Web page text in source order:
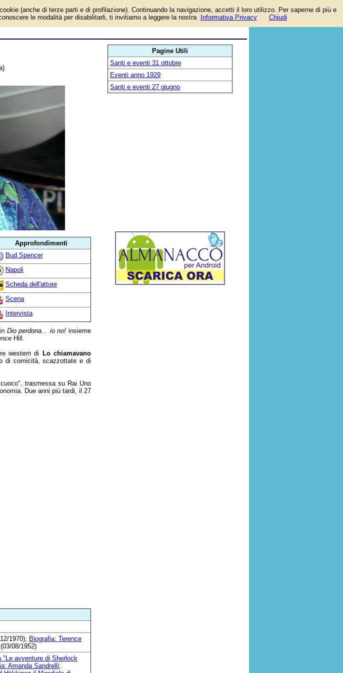
fatto Bud Spencer, attore,
Voce dell'Almanacco.
Approfondimenti
Bud Spencer
Napoli
Scheda dell'attore
Scena
Intervista
Dio perdona... io no! insieme
Hill.
western di
Lo chiamavano
di comicità, scazzottate e di
trasmessa su Rai Uno
Due anni più tardi, il 27
1970); Biografia: Terence
(03/08/1952)
"Le avventure di Sherlock
Amanda Sandrelli;
Pagine Utili
Santi e eventi 31 ottobre
Eventi anno 1929
Santi e eventi 27 giugno
(anche di terze parti e di profilazione). Continuando la navigazione, accetti il loro utilizzo. Per saperne di più e
le modalità per disabilitarli, ti invitiamo a leggere la nostra
Informativa Privacy Chiudi